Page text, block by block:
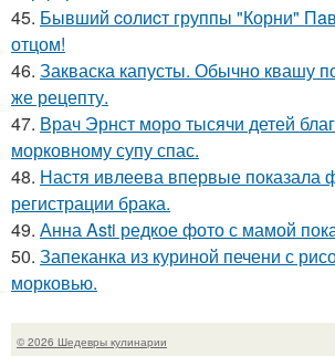
45. Бывший cолиcт группы "Корни"
отцом!
46. Закваска капусты. Обычно квашу
же рецепту.
47. Врач Эрнст моро тысячи детей
морковному супу спас.
48. Настя ивлеева впервые показала
регистрации брака.
49. Анна Asti редкое фото с мамой
50. Запеканка из куриной печени с
морковью.
© 2026 Шедевры кулинарии